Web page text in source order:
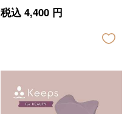
税込 4,400円